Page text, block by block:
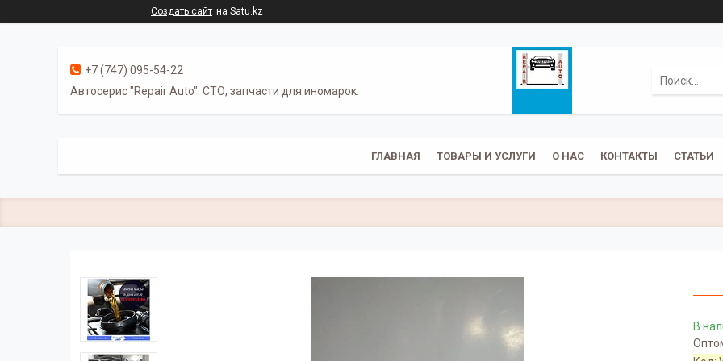
Создать сайт на Satu.kz
+7 (747) 095-54-22
Автосерис "Repair Auto": СТО, запчасти для иномарок.
ГЛАВНАЯ ТОВАРЫ И УСЛУГИ О НАС КОНТАКТЫ СТАТЬИ
В